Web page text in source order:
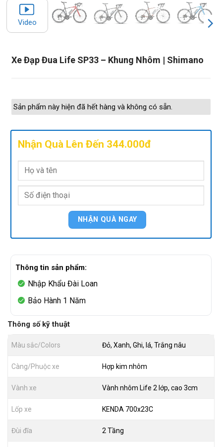
Xe Đạp Đua Life SP33 – Khung Nhôm | Shimano
Video
Sản phẩm này hiện đã hết hàng và không có sẵn.
Nhận Quà Lên Đến 344.000đ
Thông tin sản phẩm:
Nhập Khẩu Đài Loan
Bảo Hành 1 Năm
Thông số kỹ thuật
Màu sắc/Colors Đỏ, Xanh, Ghi, lá, Trắng nâu
Càng/Phuộc xe Hợp kim nhôm
Vành xe Vành nhôm Life 2 lớp, cao 3cm
Lốp xe KENDA 700x23C
Đùi đĩa 2 Tầng